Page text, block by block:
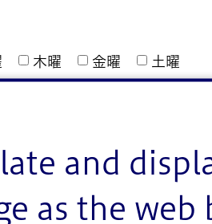
and
as the web
木曜 金曜 土曜